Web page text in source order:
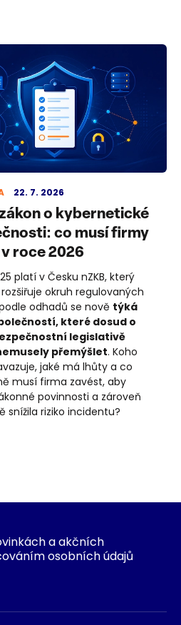
22. 7. 2026
o kybernetické
co musí firmy
roce 2026
platí v Česku nZKB, který
okruh regulovaných
odhadů se nově týká
které dosud o
legislativě
přemýšlet. Koho
jaké má lhůty a co
musí firma zavést, aby
povinnosti a zároveň
snížila riziko incidentu?
a akčních
osobních údajů